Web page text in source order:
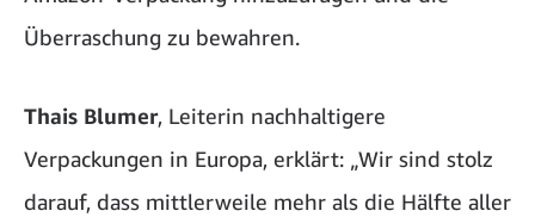
Überraschung zu bewahren.
Thais Blumer, Leiterin nachhaltigere
Verpackungen in Europa, erklärt: „Wir sind stolz
darauf, dass mittlerweile mehr als die Hälfte aller